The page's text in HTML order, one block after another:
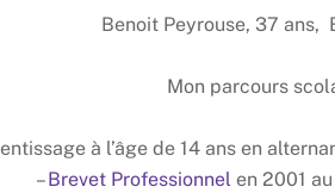
Benoit Peyrouse, 37 ans,
Mon parcours
à l’âge de 14 ans en
–Brevet Professionnel en 2001